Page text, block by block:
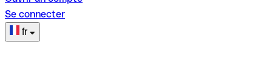
Se connecter
fr